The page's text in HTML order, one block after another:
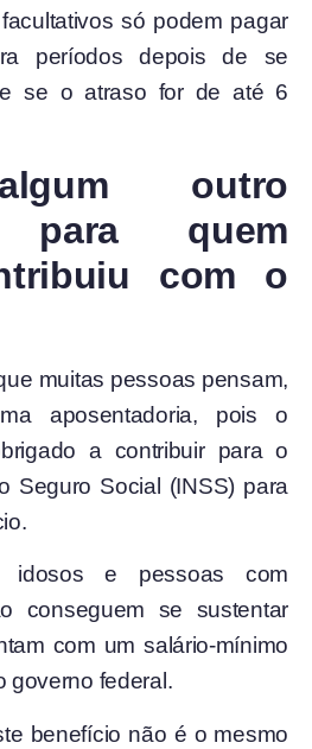
só podem pagar
períodos depois de se
se o atraso for de até 6
outro
para quem
com o
muitas pessoas pensam,
aposentadoria, pois o
a contribuir para o
Seguro Social (INSS) para
idosos e pessoas com
conseguem se sustentar
com um salário-mínimo
governo federal.
benefício não é o mesmo